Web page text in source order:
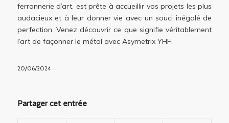
ferronnerie d’art, est prête à accueillir vos projets les plus
audacieux et à leur donner vie avec un souci inégalé de
perfection. Venez découvrir ce que signifie véritablement
l’art de façonner le métal avec Asymetrix YHF.
20/06/2024
Partager cet entrée